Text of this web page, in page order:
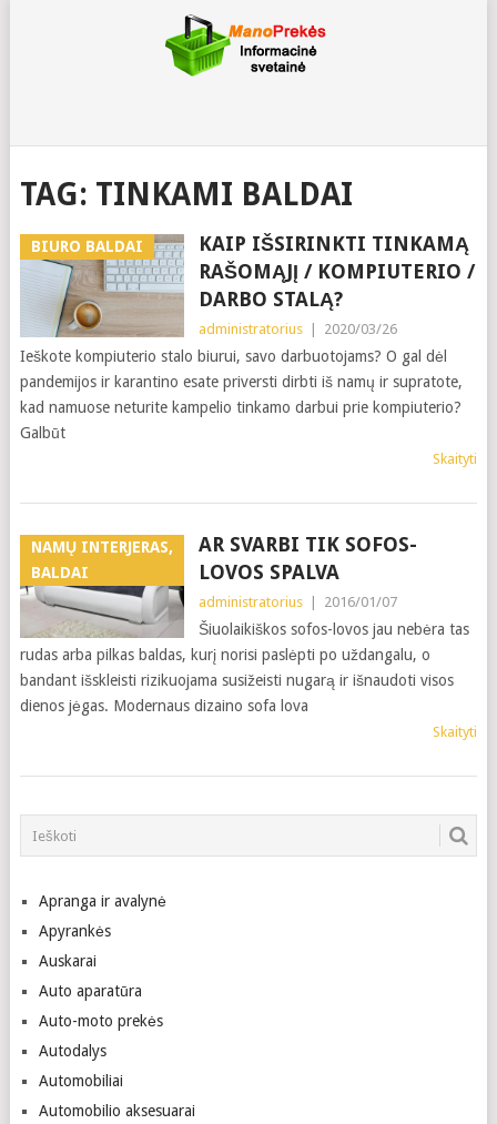
TAG: TINKAMI BALDAI
BIURO BALDAI
KAIP IŠSIRINKTI TINKAMĄ
RAŠOMĄJĮ / KOMPIUTERIO /
DARBO STALĄ?
administratorius 2020/03/26
Ieškote kompiuterio stalo biurui, savo darbuotojams? O gal dėl
pandemijos ir karantino esate priversti dirbti iš namų ir supratote,
kad namuose neturite kampelio tinkamo darbui prie kompiuterio?
Galbūt
Skaityti
NAMŲ INTERJERAS,
BALDAI
AR SVARBI TIK SOFOS-
LOVOS SPALVA
administratorius 2016/01/07
Šiuolaikiškos sofos-lovos jau nebėra tas
rudas arba pilkas baldas, kurį norisi paslėpti po uždangalu, o
bandant išskleisti rizikuojama susižeisti nugarą ir išnaudoti visos
dienos jėgas. Modernaus dizaino sofa lova
Skaityti
Apranga ir avalynė
Apyrankės
Auskarai
Auto aparatūra
Auto-moto prekės
Autodalys
Automobiliai
Automobilio aksesuarai